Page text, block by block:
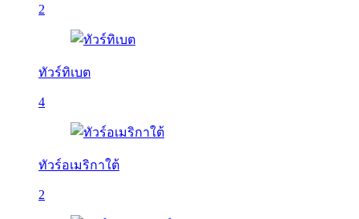
2
ทัวร์ทิเบต
4
ทัวร์อเมริกาใต้
2